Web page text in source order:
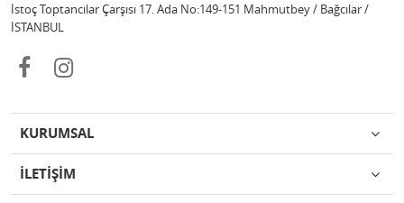
İstoç Toptancılar Çarşısı 17. Ada No:149-151 Mahmutbey / Bağcılar /
İSTANBUL
KURUMSAL
İLETİŞİM